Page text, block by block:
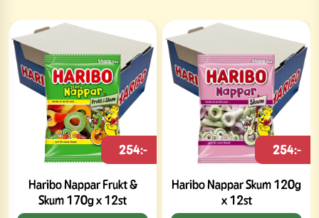
Haribo Nappar Frukt &
Skum 170g x 12st
254:-
Haribo Nappar Skum 120g
x 12st
254:-